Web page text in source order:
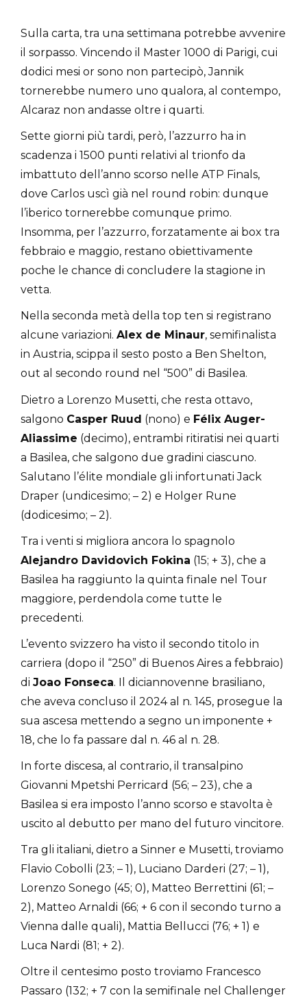
Sulla carta, tra una settimana potrebbe avvenire
il sorpasso. Vincendo il Master 1000 di Parigi, cui
dodici mesi or sono non partecipò, Jannik
tornerebbe numero uno qualora, al contempo,
Alcaraz non andasse oltre i quarti.
Sette giorni più tardi, però, l’azzurro ha in
scadenza i 1500 punti relativi al trionfo da
imbattuto dell’anno scorso nelle ATP Finals,
dove Carlos uscì già nel round robin: dunque
l’iberico tornerebbe comunque primo.
Insomma, per l’azzurro, forzatamente ai box tra
febbraio e maggio, restano obiettivamente
poche le chance di concludere la stagione in
vetta.
Nella seconda metà della top ten si registrano
alcune variazioni. Alex de Minaur, semifinalista
in Austria, scippa il sesto posto a Ben Shelton,
out al secondo round nel “500” di Basilea.
Dietro a Lorenzo Musetti, che resta ottavo,
salgono Casper Ruud (nono) e Félix Auger-
Aliassime (decimo), entrambi ritiratisi nei quarti
a Basilea, che salgono due gradini ciascuno.
Salutano l’élite mondiale gli infortunati Jack
Draper (undicesimo; – 2) e Holger Rune
(dodicesimo; – 2).
Tra i venti si migliora ancora lo spagnolo
Alejandro Davidovich Fokina (15; + 3), che a
Basilea ha raggiunto la quinta finale nel Tour
maggiore, perdendola come tutte le
precedenti.
L’evento svizzero ha visto il secondo titolo in
carriera (dopo il “250” di Buenos Aires a febbraio)
di Joao Fonseca. Il diciannovenne brasiliano,
che aveva concluso il 2024 al n. 145, prosegue la
sua ascesa mettendo a segno un imponente +
18, che lo fa passare dal n. 46 al n. 28.
In forte discesa, al contrario, il transalpino
Giovanni Mpetshi Perricard (56; – 23), che a
Basilea si era imposto l’anno scorso e stavolta è
uscito al debutto per mano del futuro vincitore.
Tra gli italiani, dietro a Sinner e Musetti, troviamo
Flavio Cobolli (23; – 1), Luciano Darderi (27; – 1),
Lorenzo Sonego (45; 0), Matteo Berrettini (61; –
2), Matteo Arnaldi (66; + 6 con il secondo turno a
Vienna dalle quali), Mattia Bellucci (76; + 1) e
Luca Nardi (81; + 2).
Oltre il centesimo posto troviamo Francesco
Passaro (132; + 7 con la semifinale nel Challenger